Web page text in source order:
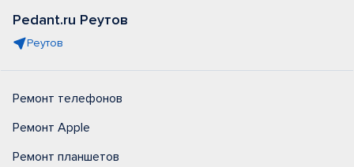
Pedant.ru Реутов
Реутов
Ремонт телефонов
Ремонт Apple
Ремонт планшетов